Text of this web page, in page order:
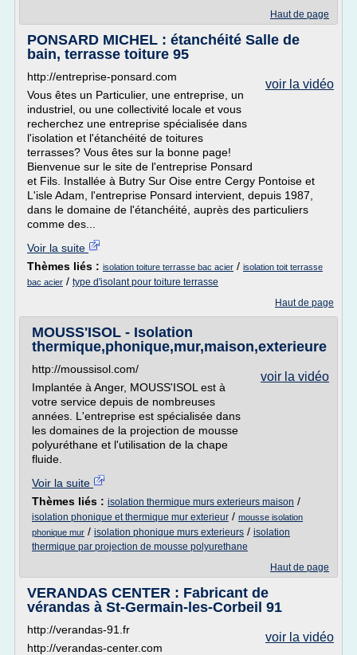
Haut de page
PONSARD MICHEL : étanchéité Salle de
bain, terrasse toiture 95
voir la vidéo
http://entreprise-ponsard.com
Vous êtes un Particulier, une entreprise, un
industriel, ou une collectivité locale et vous
recherchez une entreprise spécialisée dans
l'isolation et l'étanchéité de toitures
terrasses? Vous êtes sur la bonne page!
Bienvenue sur le site de l'entreprise Ponsard
et Fils. Installée à Butry Sur Oise entre Cergy Pontoise et
L'isle Adam, l'entreprise Ponsard intervient, depuis 1987,
dans le domaine de l'étanchéité, auprès des particuliers
comme des...
Voir la suite
Thèmes liés : isolation toiture terrasse bac acier / isolation toit terrasse
bac acier / type d'isolant pour toiture terrasse
Haut de page
MOUSS'ISOL - Isolation
thermique,phonique,mur,maison,exterieure
voir la vidéo
http://moussisol.com/
Implantée à Anger, MOUSS'ISOL est à
votre service depuis de nombreuses
années. L'entreprise est spécialisée dans
les domaines de la projection de mousse
polyuréthane et l'utilisation de la chape
fluide.
Voir la suite
Thèmes liés : isolation thermique murs exterieurs maison /
isolation phonique et thermique mur exterieur / mousse isolation
phonique mur / isolation phonique murs exterieurs / isolation
thermique par projection de mousse polyurethane
Haut de page
VERANDAS CENTER : Fabricant de
vérandas à St-Germain-les-Corbeil 91
voir la vidéo
http://verandas-91.fr
http://verandas-center.com